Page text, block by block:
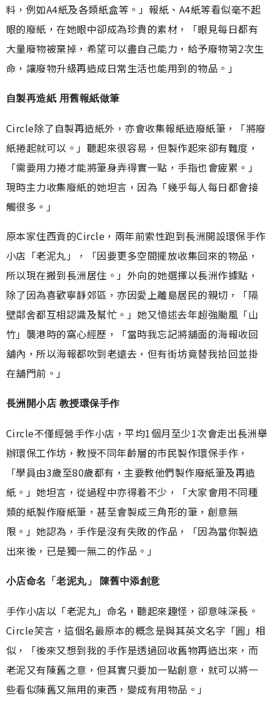
料，例如A4紙及各類紙盒等。」報紙、A4紙等看似毫不起
眼的廢紙，在她眼中卻成為珍貴的素材，「眼見每日都有
大量廢物被棄掉，希望可以盡自己能力，給予廢物第2次生
命，讓廢物升級再造成日常生活也能用到的物品。」
自製再造紙 用舊報紙做筆
Circle除了自製再造紙外，亦會收集報紙造廢紙筆，「將廢
紙捲起就可以。」聽起來很容易，但製作起來卻有難度，
「需要用力捲才能將筆身弄得實一點，手指也會疲累。」
現時主力收集廢紙的她坦言，因為「幾乎每人每日都會接
觸很多。」
原本家住西貢的Circle，兩年前索性跑到長洲開設環保手作
小店「老泥丸」，「因要更多空間擺放收集回來的物品，
所以現在搬到長洲居住。」外向的她選擇以長洲作據點，
除了因為喜歡寧靜郊區，亦因愛上離島居民的親切，「隔
壁鄰舍都互相認識及幫忙。」她又憶述去年超強颱風「山
竹」襲港時的窩心經歷，「當時我忘記將舖面的海報收回
舖內，所以海報都吹到老遠去，但有街坊竟替我拾回並掛
在舖門前。」
長洲開小店 教授環保手作
Circle不僅經營手作小店，平均1個月至少1次會走出長洲舉
辦環保工作坊，教授不同年齡層的市民製作環保手作，
「學員由3歲至80歲都有，主要教他們製作廢紙筆及再造
紙。」她坦言，從過程中亦得着不少，「大家會用不同種
類的紙製作廢紙筆，甚至會製成三角形的筆，創意無
限。」她認為，手作是沒有失敗的作品，「因為當你製造
出來後，已是獨一無二的作品。」
小店命名「老泥丸」 陳舊中添創意
手作小店以「老泥丸」命名，聽起來趣怪，卻意味深長。
Circle笑言，這個名最原本的概念是與其英文名字「圓」相
似，「後來又想到我的手作是透過回收舊物再造出來，而
老泥又有陳舊之意，但其實只要加一點創意，就可以將一
些看似陳舊又無用的東西，變成有用物品。」